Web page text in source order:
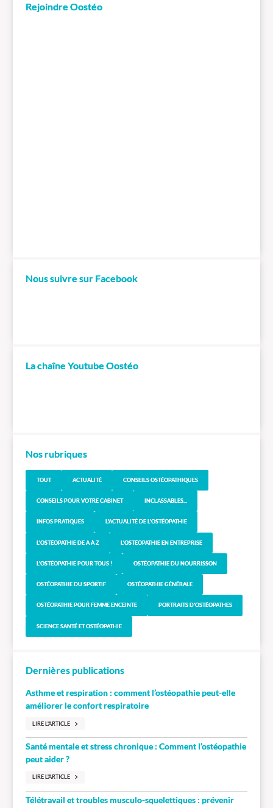
Rejoindre Oostéo
Nous suivre sur Facebook
La chaîne Youtube Oostéo
Nos rubriques
TOUT ACTUALITÉ CONSEILS OSTÉOPATHIQUES
CONSEILS POUR VOTRE CABINET INCLASSABLES...
INFOS PRATIQUES L'ACTUALITÉ DE L'OSTÉOPATHIE
L'OSTÉOPATHIE DE A À Z L'OSTÉOPATHIE EN ENTREPRISE
L'OSTÉOPATHIE POUR TOUS ! OSTÉOPATHIE DU NOURRISSON
OSTÉOPATHIE DU SPORTIF OSTÉOPATHIE GÉNÉRALE
OSTÉOPATHIE POUR FEMME ENCEINTE PORTRAITS D'OSTÉOPATHES
SCIENCE SANTÉ ET OSTÉOPATHIE
Dernières publications
Asthme et respiration : comment l’ostéopathie peut-elle
améliorer le confort respiratoire
LIRE L'ARTICLE
Santé mentale et stress chronique : Comment l’ostéopathie
peut aider ?
LIRE L'ARTICLE
Télétravail et troubles musculo-squelettiques : prévenir